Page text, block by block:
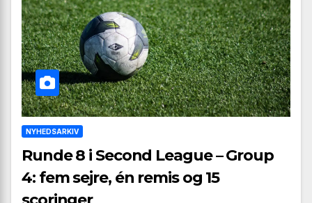
NYHEDSARKIV
Runde 8 i Second League – Group
4: fem sejre, én remis og 15